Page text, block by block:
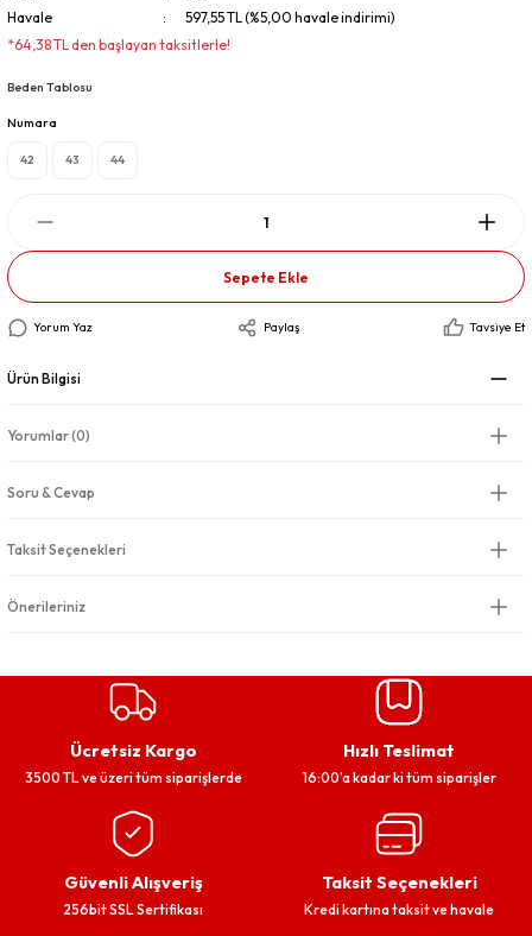
Havale
597,55 TL (%5,00 havale indirimi)
*64,38 TL den başlayan taksitlerle!
Beden Tablosu
Numara
42 43 44
Sepete Ekle
Yorum Yaz Paylaş Tavsiye Et
Ürün Bilgisi
Yorumlar (0)
Soru & Cevap
Taksit Seçenekleri
Önerileriniz
Ücretsiz Kargo
3500 TL ve üzeri tüm siparişlerde
Hızlı Teslimat
16:00’a kadar ki tüm siparişler
Güvenli Alışveriş
256bit SSL Sertifikası
Taksit Seçenekleri
Kredi kartına taksit ve havale